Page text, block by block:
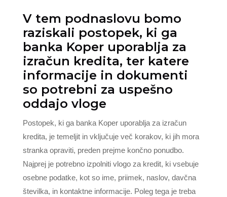
V tem podnaslovu bomo
raziskali postopek, ki ga
banka Koper uporablja za
izračun kredita, ter katere
informacije in dokumenti
so potrebni za uspešno
oddajo vloge
Postopek, ki ga banka Koper uporablja za izračun
kredita, je temeljit in vključuje več korakov, ki jih mora
stranka opraviti, preden prejme končno ponudbo.
Najprej je potrebno izpolniti vlogo za kredit, ki vsebuje
osebne podatke, kot so ime, priimek, naslov, davčna
številka, in kontaktne informacije. Poleg tega je treba